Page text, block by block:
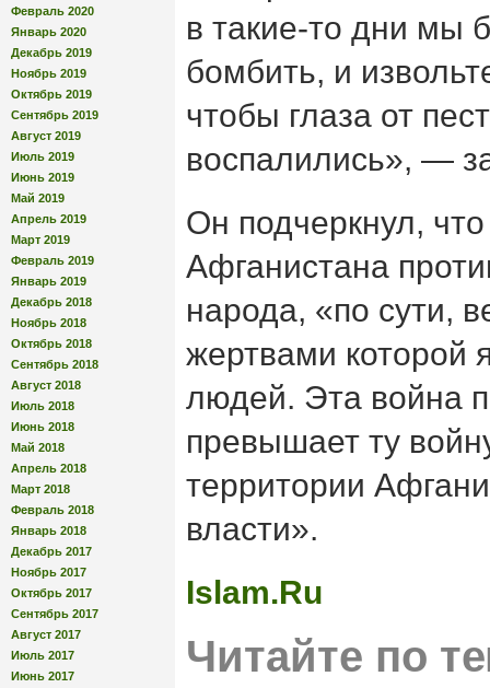
Февраль 2020
Январь 2020
Декабрь 2019
Ноябрь 2019
Октябрь 2019
Сентябрь 2019
Август 2019
Июль 2019
Июнь 2019
Май 2019
Апрель 2019
Март 2019
Февраль 2019
Январь 2019
Декабрь 2018
Ноябрь 2018
Октябрь 2018
Сентябрь 2018
Август 2018
Июль 2018
Июнь 2018
Май 2018
Апрель 2018
Март 2018
Февраль 2018
Январь 2018
Декабрь 2017
Ноябрь 2017
Октябрь 2017
Сентябрь 2017
Август 2017
Июль 2017
Июнь 2017
в такие-то дни мы
бомбить, и
чтобы глаза от
воспалились», —
Он подчеркнул,
Афганистана
народа, «по сути,
жертвами которой
людей. Эта война
превышает ту
территории
власти».
Islam.Ru
Читайте по